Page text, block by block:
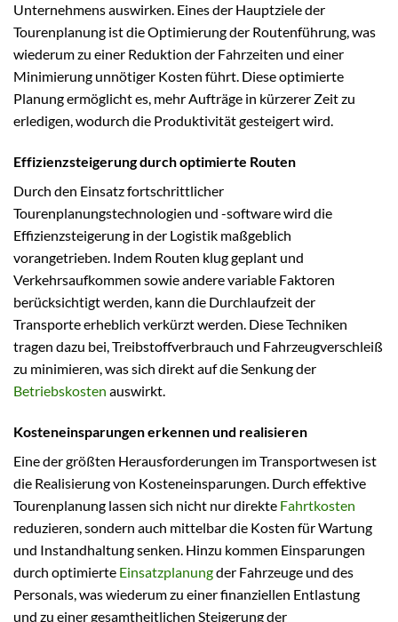
Unternehmens auswirken. Eines der Hauptziele der
Tourenplanung ist die Optimierung der Routenführung, was
wiederum zu einer Reduktion der Fahrzeiten und einer
Minimierung unnötiger Kosten führt. Diese optimierte
Planung ermöglicht es, mehr Aufträge in kürzerer Zeit zu
erledigen, wodurch die Produktivität gesteigert wird.
Effizienzsteigerung durch optimierte Routen
Durch den Einsatz fortschrittlicher
Tourenplanungstechnologien und -software wird die
Effizienzsteigerung in der Logistik maßgeblich
vorangetrieben. Indem Routen klug geplant und
Verkehrsaufkommen sowie andere variable Faktoren
berücksichtigt werden, kann die Durchlaufzeit der
Transporte erheblich verkürzt werden. Diese Techniken
tragen dazu bei, Treibstoffverbrauch und Fahrzeugverschleiß
zu minimieren, was sich direkt auf die Senkung der
Betriebskosten auswirkt.
Kosteneinsparungen erkennen und realisieren
Eine der größten Herausforderungen im Transportwesen ist
die Realisierung von Kosteneinsparungen. Durch effektive
Tourenplanung lassen sich nicht nur direkte Fahrtkosten
reduzieren, sondern auch mittelbar die Kosten für Wartung
und Instandhaltung senken. Hinzu kommen Einsparungen
durch optimierte Einsatzplanungder Fahrzeuge und des
Personals, was wiederum zu einer finanziellen Entlastung
und zu einer gesamtheitlichen Steigerung der